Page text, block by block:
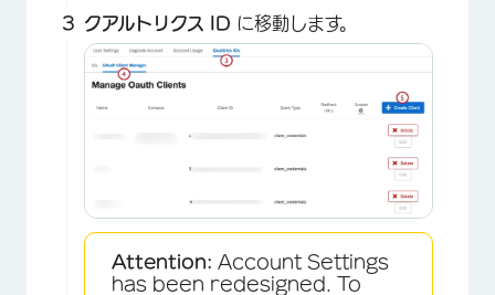
クアルトリクス ID に移動します。
Attention: Account Settings
has been redesigned. To